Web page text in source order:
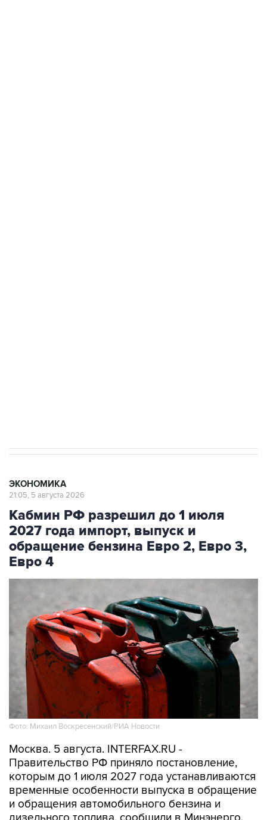
ЭКОНОМИКА
21:05, 5 августа 2026
Кабмин РФ разрешил до 1 июля
2027 года импорт, выпуск и
обращение бензина Евро 2, Евро 3,
Евро 4
Фото: Михаил Воскресенский/РИА Новости
Москва. 5 августа. INTERFAX.RU -
Правительство РФ приняло постановление,
которым до 1 июля 2027 года устанавливаются
временные особенности выпуска в обращение
и обращения автомобильного бензина и